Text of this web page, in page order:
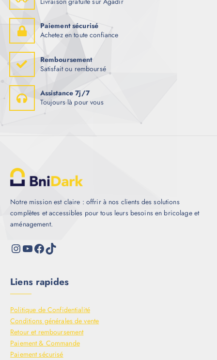
Paiement sécurisé
Achetez en toute confiance
Remboursement
Satisfait ou remboursé
Assistance 7j/7
Toujours là pour vous
Notre mission est claire : offrir à nos clients des solutions
complètes et accessibles pour tous leurs besoins en bricolage et
aménagement.
Liens rapides
Politique de Confidentialité
Conditions générales de vente
Retour et remboursement
Paiement & Commande
Paiement sécurisé